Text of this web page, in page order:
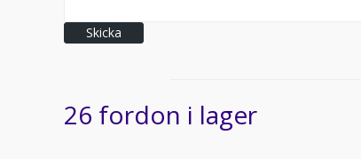
Skicka
26 fordon i lager